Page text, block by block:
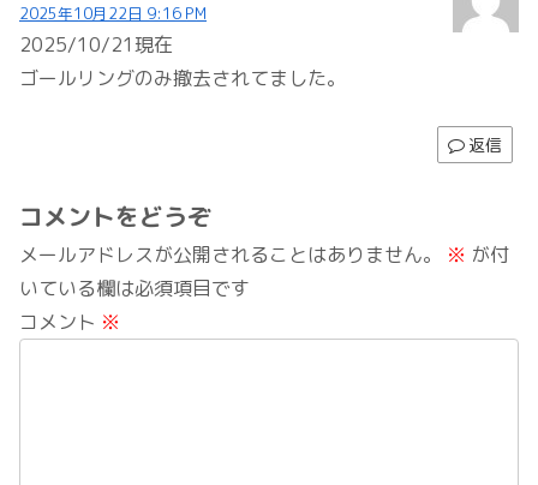
2025年10月22日 9:16 PM
2025/10/21現在
ゴールリングのみ撤去されてました。
返信
コメントをどうぞ
メールアドレスが公開されることはありません。 ※ が付
いている欄は必須項目です
コメント ※